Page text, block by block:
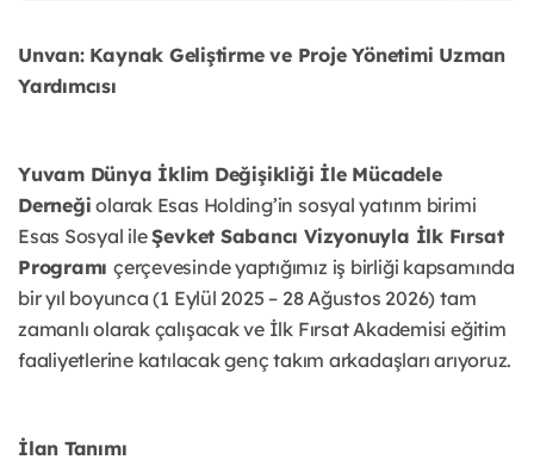
Unvan: Kaynak Geliştirme ve Proje Yönetimi Uzman
Yardımcısı
Yuvam Dünya İklim Değişikliği İle Mücadele
Derneği olarak Esas Holding’in sosyal yatırım birimi
Esas Sosyal ileŞevket Sabancı Vizyonuyla İlk Fırsat
Programı çerçevesinde yaptığımız iş birliği kapsamında
bir yıl boyunca (1 Eylül 2025 – 28 Ağustos 2026) tam
zamanlı olarak çalışacak ve İlk Fırsat Akademisi eğitim
faaliyetlerine katılacak genç takım arkadaşları arıyoruz.
İlan Tanımı